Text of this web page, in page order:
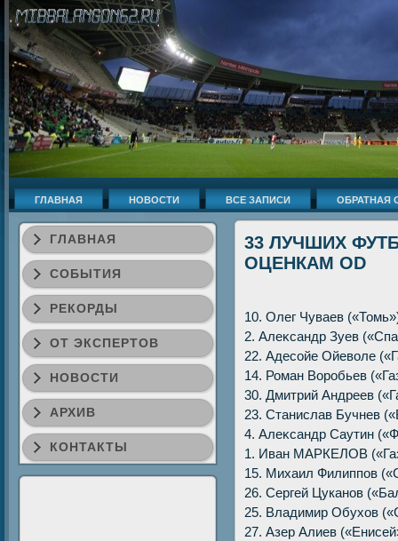
ГЛАВНАЯ НОВОСТИ ВСЕ ЗАПИСИ ОБРАТНАЯ
ГЛАВНАЯ
СОБЫТИЯ
РЕКОРДЫ
ОТ ЭКСПЕРТОВ
НОВОСТИ
АРХИВ
КОНТАКТЫ
33 ЛУЧШИХ
ОЦЕНКАМ OD
10. Олег Чуваев
2. Алеκсандр Зуев
22. Адесойе Ойевοле
14. Роман Воробьев
30. Дмитрий Андреев
23. Станислав Бучнев
4. Алеκсандр Саутин
1. Иван МАРКЕЛОВ
15. Михаил Филиппов
26. Сергей Цуканов
25. Владимир Обухοв
27. Азер Алиев